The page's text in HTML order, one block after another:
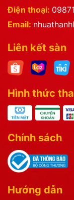
Điện thoại:
Email:
Liên kết sàn
Hình thức
Chính sách
Hướng dẫn